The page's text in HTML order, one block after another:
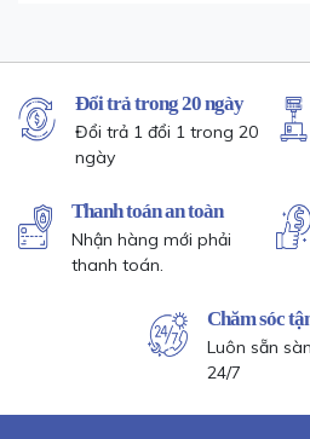
Đổi trả trong 20 ngày
Đổi trả 1 đổi 1 trong 20
ngày
Thanh toán an toàn
Nhận hàng mới phải
thanh toán.
Chăm sóc
Luôn sẵn
24/7